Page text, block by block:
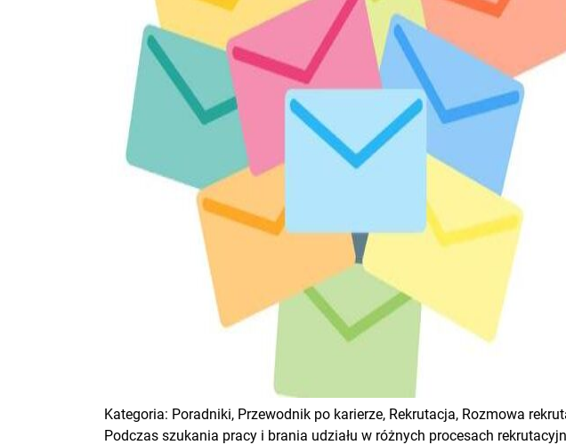
Kategoria: Poradniki, Przewodnik po karierze, Rekrutacja, Rozmowa
Podczas szukania pracy i brania udziału w różnych procesach